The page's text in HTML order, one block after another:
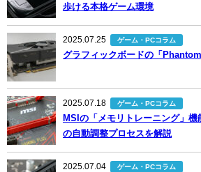
歩ける本格ゲーム環境
2025.07.25 ゲーム・PCコラム
グラフィックボードの「
2025.07.18 ゲーム・PCコラム
MSIの「メモリトレーニング」
の自動調整プロセスを解説
2025.07.04 ゲーム・PCコラム